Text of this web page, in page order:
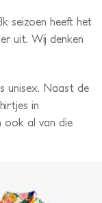
seizoen heeft het
uit. Wij denken
unisex. Naast de
in
ook al van die